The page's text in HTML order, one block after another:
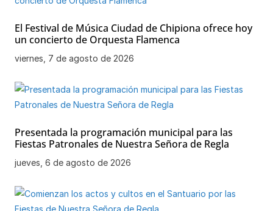
El Festival de Música Ciudad de Chipiona ofrece hoy
un concierto de Orquesta Flamenca
viernes, 7 de agosto de 2026
Presentada la programación municipal para las
Fiestas Patronales de Nuestra Señora de Regla
jueves, 6 de agosto de 2026